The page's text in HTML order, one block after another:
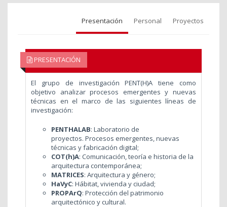
Presentación Personal Proyectos
PRESENTACIÓN
El grupo de investigación PENT(H)A tiene como
objetivo analizar procesos emergentes y nuevas
técnicas en el marco de las siguientes líneas de
investigación:
PENTHALAB: Laboratorio de
proyectos. Procesos emergentes, nuevas
técnicas y fabricación digital;
COT(h)A: Comunicación, teoría e historia de la
arquitectura contemporánea;
MATRICES: Arquitectura y género;
HaVyC: Hábitat, vivienda y ciudad;
PROPArQ: Protección del patrimonio
arquitectónico y cultural.